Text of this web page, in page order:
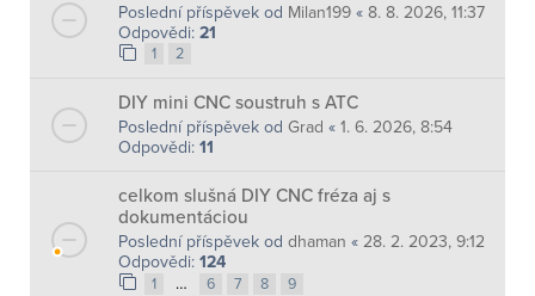
Poslední příspěvek od Milan199 « 8. 8. 2026, 11:37
Odpovědi: 21
1 2
DIY mini CNC soustruh s ATC
Poslední příspěvek od Grad « 1. 6. 2026, 8:54
Odpovědi: 11
celkom slušná DIY CNC fréza aj s
dokumentáciou
Poslední příspěvek od dhaman « 28. 2. 2023, 9:12
Odpovědi: 124
1 … 6 7 8 9